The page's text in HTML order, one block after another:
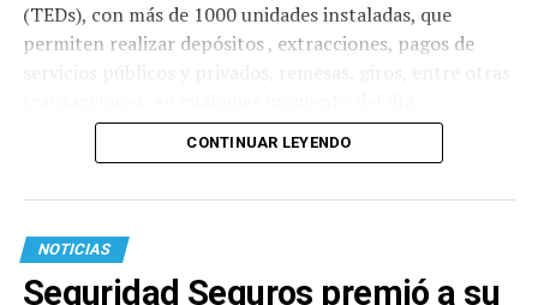
(TEDs), con más de 1000 unidades instaladas, que
permiten realizar depósitos , extracciones, pagos de
CONTINUAR LEYENDO
NOTICIAS
Seguridad Seguros premió a su